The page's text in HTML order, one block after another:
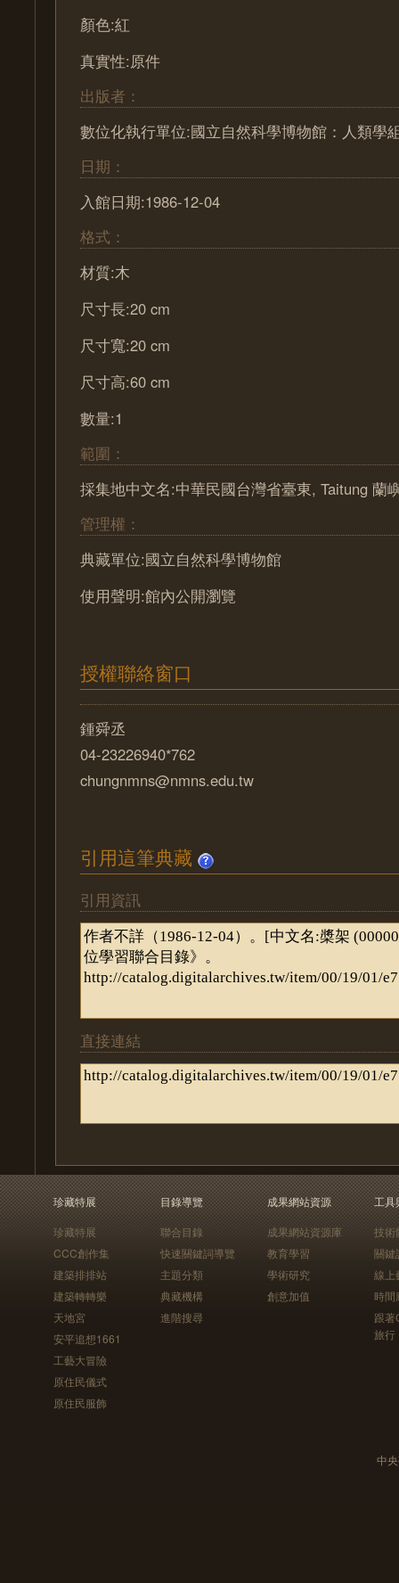
顏色:紅
真實性:原件
出版者：
數位化執行單位:國立自然科學博物館：人類學
日期：
入館日期:1986-12-04
格式：
材質:木
尺寸長:20 cm
尺寸寬:20 cm
尺寸高:60 cm
數量:1
範圍：
採集地中文名:中華民國台灣省臺東, Taitung 蘭
管理權：
典藏單位:國立自然科學博物館
使用聲明:館內公開瀏覽
授權聯絡窗口
鍾舜丞
04-23226940*762
chungnmns@nmns.edu.tw
引用這筆典藏
引用資訊
直接連結
珍藏特展
珍藏特展
CCC創作集
建築排排站
建築轉轉樂
天地宮
安平追想1661
工藝大冒險
原住民儀式
原住民服飾
目錄導覽
聯合目錄
快速關鍵詞導覽
主題分類
典藏機構
進階搜尋
成果網站資源
成果網站資源庫
教育學習
學術研究
創意加值
工具
技術
關鍵
線上
時間
跟
旅行
中